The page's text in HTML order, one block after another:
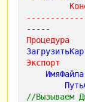
-----
Процедура
Экспорт
ИмяФайла
//Вызываем